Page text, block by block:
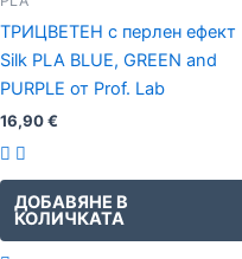
ТРИЦВЕТЕН с перлен ефект
Silk PLA BLUE, GREEN and
PURPLE от Prof. Lab
16,90€
ДОБАВЯНЕ В
КОЛИЧКАТА